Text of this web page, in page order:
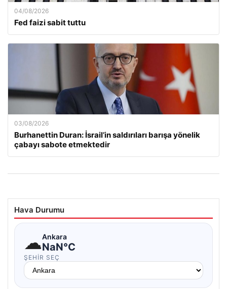
04/08/2026
Fed faizi sabit tuttu
03/08/2026
Burhanettin Duran: İsrail’in saldırıları barışa yönelik
çabayı sabote etmektedir
Hava Durumu
☁Ankara
NaN°C
ŞEHIR SEÇ